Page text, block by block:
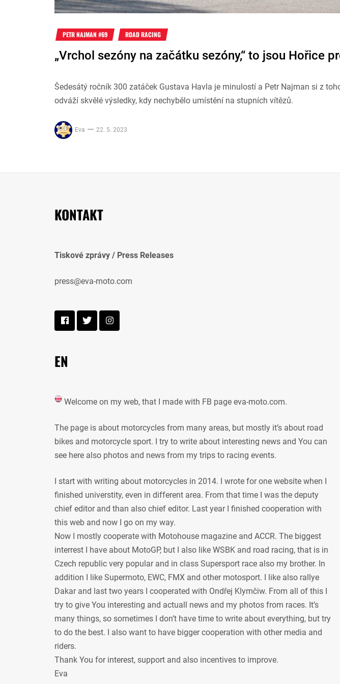
PETR NAJMAN #69 ROAD RACING
„Vrchol sezóny na začátku sezóny,“ to jsou Hořice
Šedesátý ročník 300 zatáček Gustava Havla je minulostí a Petr Najman si z
odváží skvělé výsledky, kdy nechybělo umístění na stupních vítězů.
Eva 22. 5. 2023
KONTAKT
Tiskové zprávy / Press Releases
press@eva-moto.com
EN
Welcome on my web, that I made with FB page eva-moto.com.
The page is about motorcycles from many areas, but mostly it’s about road
bikes and motorcycle sport. I try to write about interesting news and You can
see here also photos and news from my trips to racing events.
I start with writing about motorcycles in 2014. I wrote for one website when I
finished universtity, even in different area. From that time I was the deputy
chief editor and than also chief editor. Last year I finished cooperation with
this web and now I go on my way.
Now I mostly cooperate with Motohouse magazine and ACCR. The biggest
interrest I have about MotoGP, but I also like WSBK and road racing, that is in
Czech republic very popular and in class Supersport race also my brother. In
addition I like Supermoto, EWC, FMX and other motosport. I like also rallye
Dakar and last two years I cooperated with Ondřej Klymčiw. From all of this I
try to give You interesting and actuall news and my photos from races. It’s
many things, so sometimes I don’t have time to write about everything, but try
to do the best. I also want to have bigger cooperation with other media and
riders.
Thank You for interest, support and also incentives to improve.
Eva